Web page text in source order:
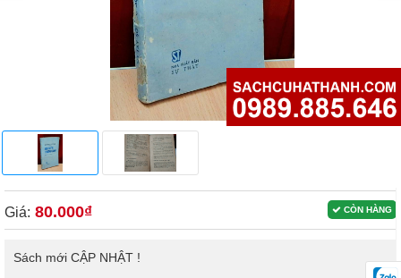
CÒN HÀNG
Giá: 80.000₫
Sách mới CẬP NHẬT !